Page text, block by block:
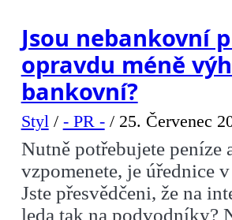
Jsou nebankovní
opravdu méně
bankovní?
Styl/ - PR -/ 25. Červenec
Nutně potřebujete peníze
vzpomenete, je úřednice
Jste přesvědčeni, že na
leda tak na podvodníky?